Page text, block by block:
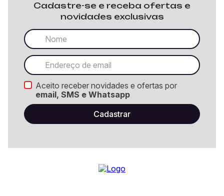
Cadastre-se e receba ofertas e
novidades exclusivas
Aceito receber novidades e ofertas por
email, SMS e Whatsapp